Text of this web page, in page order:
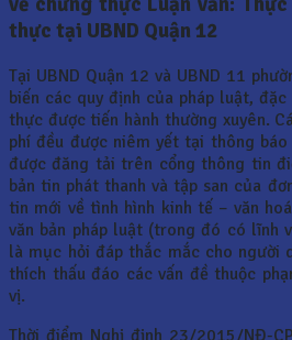
thực tại UBND Quận 12
Tại UBND Quận 12 và UBND 11
biến các quy định của pháp luật,
thực được tiến hành thường xuyên.
phí đều được niêm yết tại thông báo
được đăng tải trên cổng thông tin
bản tin phát thanh và tập san của
tin mới về tình hình kinh tế – văn
văn bản pháp luật (trong đó có lĩnh
là mục hỏi đáp thắc mắc cho người
thích thấu đáo các vấn đề thuộc
vị.
Thời điểm Nghị định 23/2015/NĐ-